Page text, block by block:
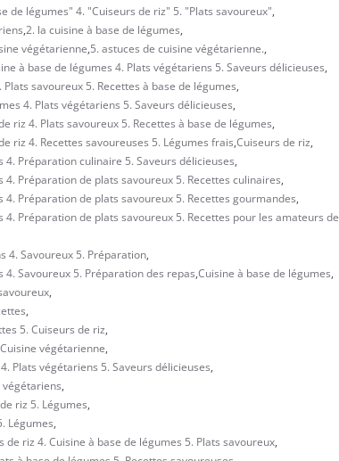
de légumes" 4. "Cuiseurs de riz" 5. "Plats savoureux",
,2. la cuisine à base de légumes,
végétarienne,5. astuces de cuisine végétarienne.,
à base de légumes 4. Plats végétariens 5. Saveurs délicieuses,
savoureux 5. Recettes à base de légumes,
4. Plats végétariens 5. Saveurs délicieuses,
riz 4. Plats savoureux 5. Recettes à base de légumes,
riz 4. Recettes savoureuses 5. Légumes frais,Cuiseurs de riz,
Préparation culinaire 5. Saveurs délicieuses,
Préparation de plats savoureux 5. Recettes culinaires,
Préparation de plats savoureux 5. Recettes gourmandes,
Préparation de plats savoureux 5. Recettes pour les amateurs de
4. Savoureux 5. Préparation,
Savoureux 5. Préparation des repas,Cuisine à base de légumes,
,
,
5. Cuiseurs de riz,
végétarienne,
Plats végétariens 5. Saveurs délicieuses,
végétariens,
riz 5. Légumes,
Légumes,
riz 4. Cuisine à base de légumes 5. Plats savoureux,